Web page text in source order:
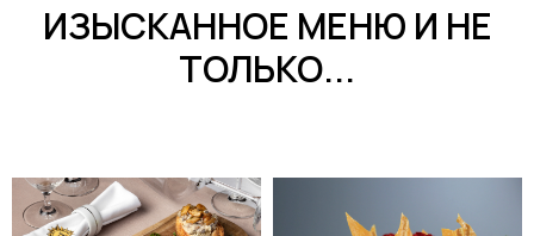
ИЗЫСКАННОЕ МЕНЮ И НЕ
ТОЛЬКО...